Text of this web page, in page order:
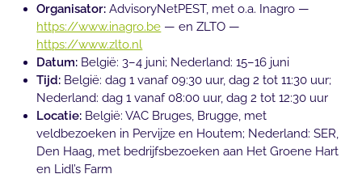
Organisator: AdvisoryNetPEST, met o.a. Inagro —
https://www.inagro.be — en ZLTO —
https://www.zlto.nl
Datum: België: 3–4 juni; Nederland: 15–16 juni
Tijd: België: dag 1 vanaf 09:30 uur, dag 2 tot 11:30 uur;
Nederland: dag 1 vanaf 08:00 uur, dag 2 tot 12:30 uur
Locatie: België: VAC Bruges, Brugge, met
veldbezoeken in Pervijze en Houtem; Nederland: SER,
Den Haag, met bedrijfsbezoeken aan Het Groene Hart
en Lidl’s Farm